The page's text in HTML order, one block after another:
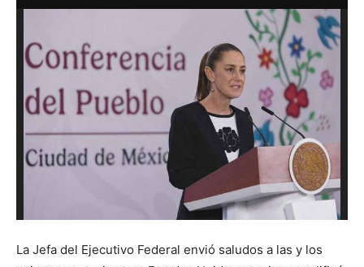
La Jefa del Ejecutivo Federal envió saludos a las y los